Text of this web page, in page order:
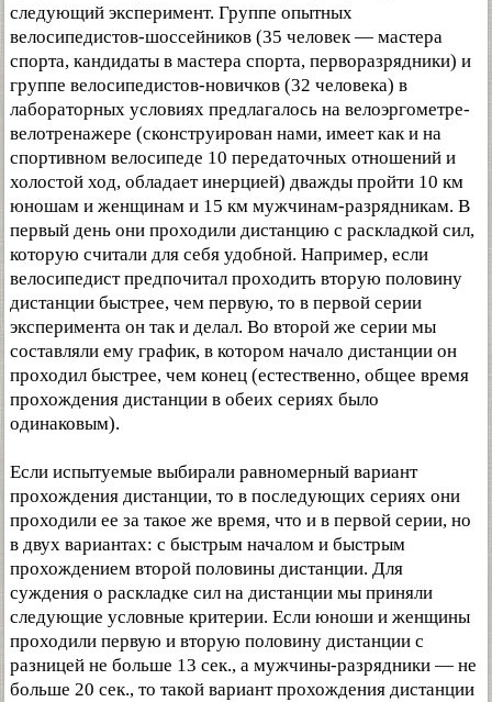
следующий эксперимент. Группе опытных
велосипедистов-шоссейников (35 человек — мастера
спорта, кандидаты в мастера спорта, перворазрядники) и
группе велосипедистов-новичков (32 человека) в
лабораторных условиях предлагалось на велоэргометре-
велотренажере (сконструирован нами, имеет как и на
спортивном велосипеде 10 передаточных отношений и
холостой ход, обладает инерцией) дважды пройти 10 км
юношам и женщинам и 15 км мужчинам-разрядникам. В
первый день они проходили дистанцию с раскладкой сил,
которую считали для себя удобной. Например, если
велосипедист предпочитал проходить вторую половину
дистанции быстрее, чем первую, то в первой серии
эксперимента он так и делал. Во второй же серии мы
составляли ему график, в котором начало дистанции он
проходил быстрее, чем конец (естественно, общее время
прохождения дистанции в обеих сериях было
одинаковым).
Если испытуемые выбирали равномерный вариант
прохождения дистанции, то в последующих сериях они
проходили ее за такое же время, что и в первой серии, но
в двух вариантах: с быстрым началом и быстрым
прохождением второй половины дистанции. Для
суждения о раскладке сил на дистанции мы приняли
следующие условные критерии. Если юноши и женщины
проходили первую и вторую половину дистанции с
разницей не больше 13 сек., а мужчины-разрядники — не
больше 20 сек., то такой вариант прохождения дистанции